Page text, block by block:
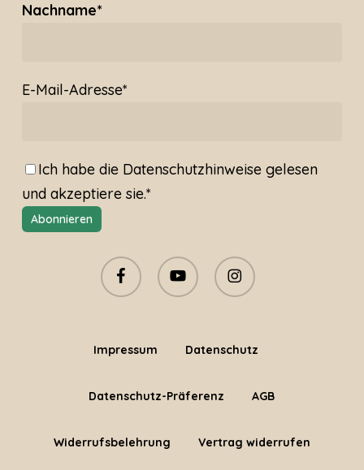
Nachname*
E-Mail-Adresse*
Ich habe die Datenschutzhinweisegelesen
und akzeptiere sie.*
facebook youtube instagram
Impressum Datenschutz
Datenschutz-Präferenz AGB
Widerrufsbelehrung Vertrag widerrufen